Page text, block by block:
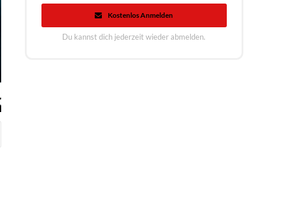
Kostenlos Anmelden
Du kannst dich jederzeit wieder abmelden.